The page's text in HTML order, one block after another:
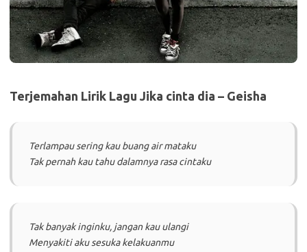
Terjemahan Lirik Lagu Jika cinta dia – Geisha
Terlampau sering kau buang air mataku
Tak pernah kau tahu dalamnya rasa cintaku
Tak banyak inginku, jangan kau ulangi
Menyakiti aku sesuka kelakuanmu